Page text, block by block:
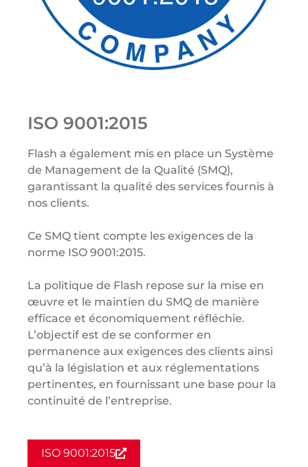
ISO 9001:2015
Flash a également mis en place un Système
de Management de la Qualité (SMQ),
garantissant la qualité des services fournis à
nos clients.
Ce SMQ tient compte les exigences de la
norme ISO 9001:2015.
La politique de Flash repose sur la mise en
œuvre et le maintien du SMQ de manière
efficace et économiquement réfléchie.
L’objectif est de se conformer en
permanence aux exigences des clients ainsi
qu’à la législation et aux réglementations
pertinentes, en fournissant une base pour la
continuité de l’entreprise.
ISO 9001:2015